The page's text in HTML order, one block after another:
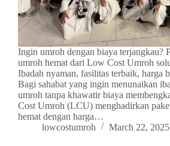
Ingin umroh dengan biaya terjangkau?
umroh hemat dari Low Cost Umroh
Ibadah nyaman, fasilitas terbaik, harga
Bagi sahabat yang ingin menunaikan
umroh tanpa khawatir biaya
Cost Umroh (LCU) menghadirkan
hemat dengan harga…
lowcostumroh
March 22, 2025